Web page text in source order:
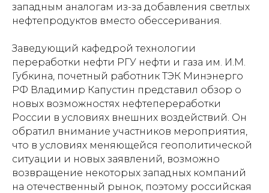
западным аналогам из-за добавления светлых
нефтепродуктов вместо обессеривания.
Заведующий кафедрой технологии
переработки нефти РГУ нефти и газа им. И.М.
Губкина, почетный работник ТЭК Минэнерго
РФ Владимир Капустин представил обзор о
новых возможностях нефтепереработки
России в условиях внешних воздействий. Он
обратил внимание участников мероприятия,
что в условиях меняющейся геополитической
ситуации и новых заявлений, возможно
возвращение некоторых западных компаний
на отечественный рынок, поэтому российская